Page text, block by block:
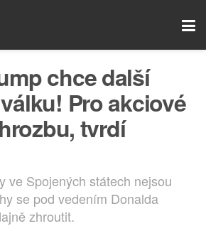
chce další
Pro akciové
tvrdí
ve Spojených státech nejsou
se pod vedením Donalda
zhroutit.